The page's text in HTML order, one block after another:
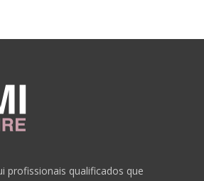
profissionais qualificados que